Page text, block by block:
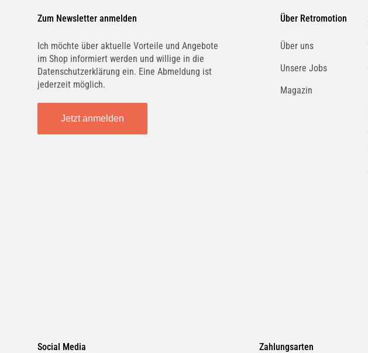
Zum Newsletter anmelden
Ich möchte über aktuelle Vorteile und Angebote
im Shop informiert werden und willige in die
Datenschutzerklärung ein. Eine Abmeldung ist
jederzeit möglich.
Jetzt anmelden
Über Retromotion
Über uns
Unsere Jobs
Magazin
Social Media Zahlungsarten